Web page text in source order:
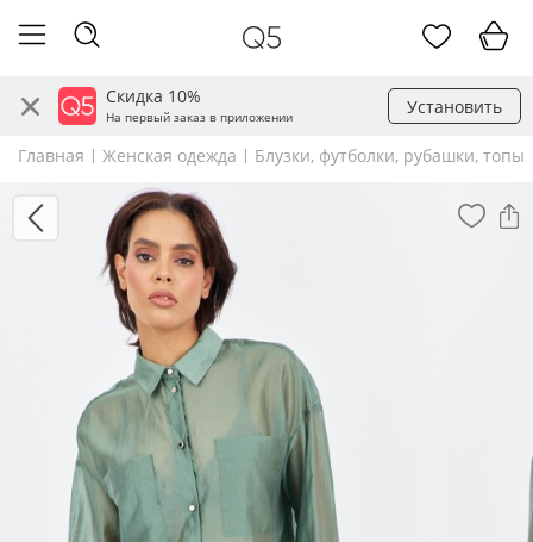
Скидка 10%
На первый заказ в приложении Установить
Главная Женская одежда Блузки, футболки, рубашки, топы